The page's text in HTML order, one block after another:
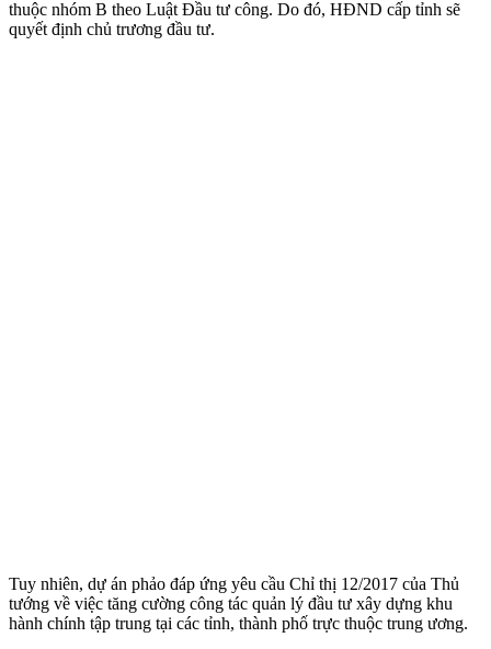
thuộc nhóm B theo Luật Đầu tư công. Do đó, HĐND cấp tỉnh sẽ
quyết định chủ trương đầu tư.
Tuy nhiên, dự án phảo đáp ứng yêu cầu Chỉ thị 12/2017 của Thủ
tướng về việc tăng cường công tác quản lý đầu tư xây dựng khu
hành chính tập trung tại các tỉnh, thành phố trực thuộc trung ương.